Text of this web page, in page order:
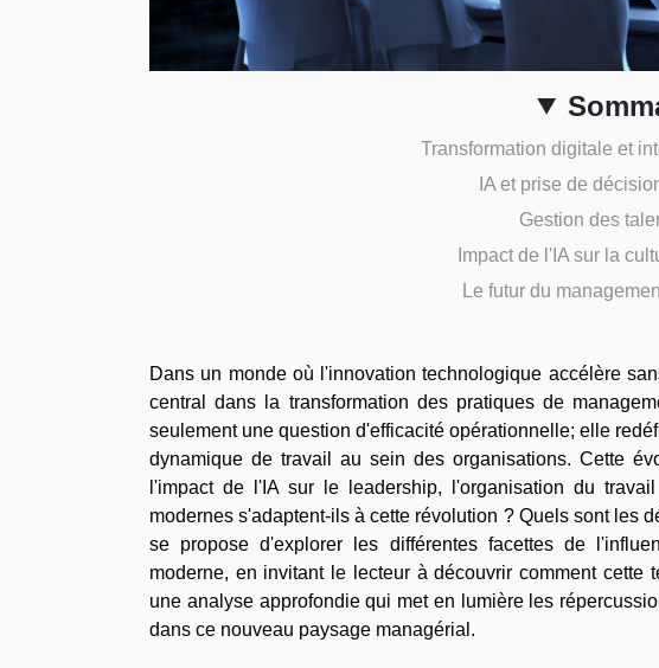
Transformation digitale et
IA et prise de
Gestion des
Impact de l'IA sur la
Le futur du
Dans un monde où l'innovation technologique accélère
central dans la transformation des pratiques de
seulement une question d'efficacité opérationnelle; elle
dynamique de travail au sein des organisations. Cette
l'impact de l'IA sur le leadership, l'organisation du
modernes s'adaptent-ils à cette révolution ? Quels sont les
se propose d'explorer les différentes facettes de
moderne, en invitant le lecteur à découvrir comment
une analyse approfondie qui met en lumière les
dans ce nouveau paysage managérial.